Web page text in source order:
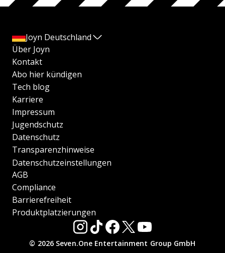
Joyn Deutschland
Über Joyn
Kontakt
Abo hier kündigen
Tech blog
Karriere
Impressum
Jugendschutz
Datenschutz
Transparenzhinweise
Datenschutzeinstellungen
AGB
Compliance
Barrierefreiheit
Produktplatzierungen
© 2026 Seven.One Entertainment Group GmbH